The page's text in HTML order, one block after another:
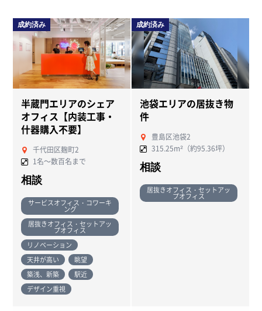
成約済み
半蔵門エリアのシェア
オフィス【内装工事・
什器購入不要】
千代田区麹町2
1名～数百名まで
相談
サービスオフィス・コワーキ
ング
居抜きオフィス・セットアッ
プオフィス
リノベーション
天井が高い
眺望
築浅、新築
駅近
デザイン重視
成約済み
池袋エリアの居抜き物
件
豊島区池袋2
315.25m²（約95.36坪）
相談
居抜きオフィス・セットアッ
プオフィス